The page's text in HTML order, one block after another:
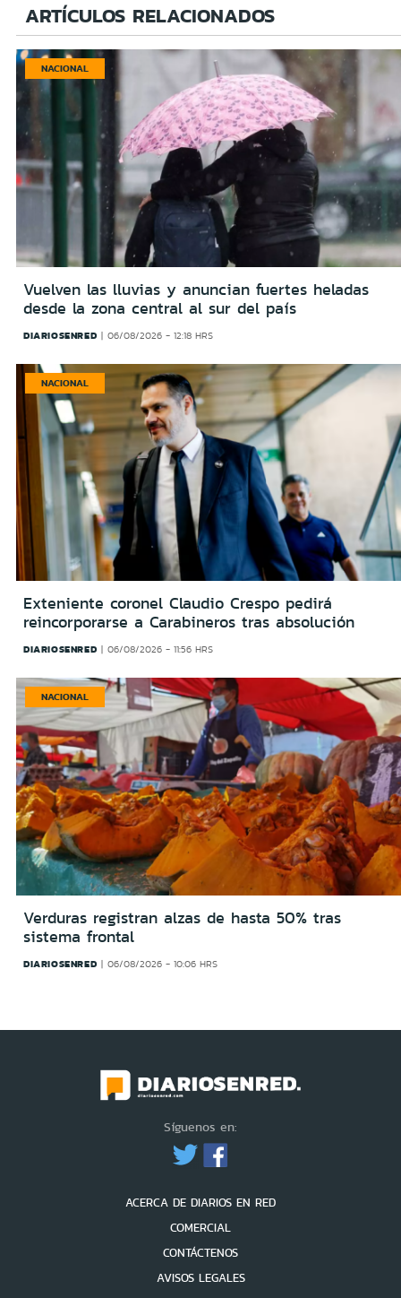
ARTÍCULOS RELACIONADOS
NACIONAL
Vuelven las lluvias y anuncian fuertes heladas
desde la zona central al sur del país
DIARIOSENRED 06/08/2026 - 12:18 HRS
NACIONAL
Exteniente coronel Claudio Crespo pedirá
reincorporarse a Carabineros tras absolución
DIARIOSENRED 06/08/2026 - 11:56 HRS
NACIONAL
Verduras registran alzas de hasta 50% tras
sistema frontal
DIARIOSENRED 06/08/2026 - 10:06 HRS
Síguenos en:
ACERCA DE DIARIOS EN RED
COMERCIAL
CONTÁCTENOS
AVISOS LEGALES